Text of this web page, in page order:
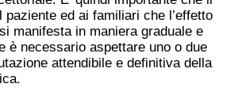
paziente ed ai familiari che l’effetto
manifesta in maniera graduale e
è necessario aspettare uno o due
attendibile e definitiva della